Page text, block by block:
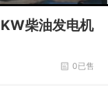
柴油发电机
0已售